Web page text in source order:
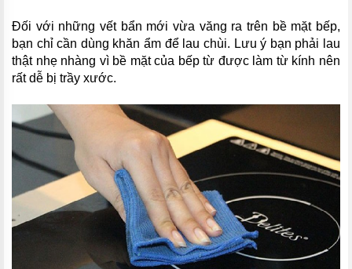
Đối với những vết bẩn mới vừa văng ra trên bề mặt bếp,
bạn chỉ cần dùng khăn ẩm để lau chùi. Lưu ý bạn phải lau
thật nhẹ nhàng vì bề mặt của bếp từ được làm từ kính nên
rất dễ bị trầy xước.